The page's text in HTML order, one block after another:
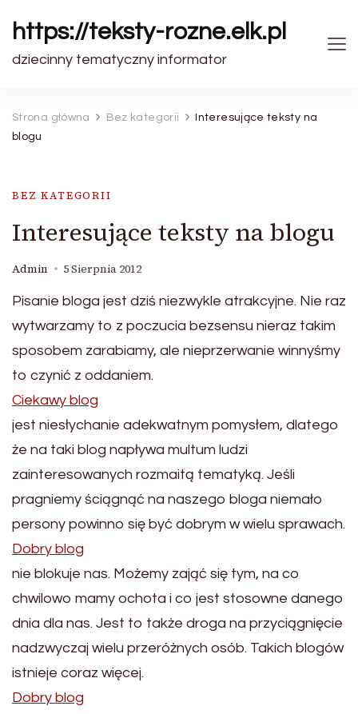
https://teksty-rozne.elk.pl
dziecinny tematyczny informator
Strona główna Bez kategorii
Interesujące teksty na
blogu
BEZ KATEGORII
Interesujące teksty na blogu
Admin 5 Sierpnia 2012
Pisanie bloga jest dziś niezwykle atrakcyjne. Nie raz
wytwarzamy to z poczucia bezsensu nieraz takim
sposobem zarabiamy, ale nieprzerwanie winnyśmy
to czynić z oddaniem.
Ciekawy blog
jest niesłychanie adekwatnym pomysłem, dlatego
że na taki blog napływa multum ludzi
zainteresowanych rozmaitą tematyką. Jeśli
pragniemy ściągnąć na naszego bloga niemało
persony powinno się być dobrym w wielu sprawach.
Dobry blog
nie blokuje nas. Możemy zająć się tym, na co
chwilowo mamy ochota i co jest stosowne danego
dnia dla nas. Jest to także droga na przyciągnięcie
nadzwyczaj wielu przeróżnych osób. Takich blogów
istnieje coraz więcej.
Dobry blog